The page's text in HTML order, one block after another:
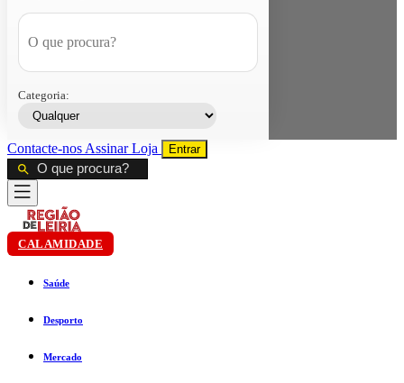
Categoria:
Contacte-nos AssinarLoja Entrar
CALAMIDADE
Saúde
Desporto
Mercado